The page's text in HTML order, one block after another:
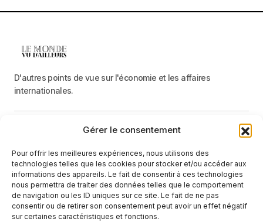
Gérer le consentement
Pour offrir les meilleures expériences, nous utilisons des
technologies telles que les cookies pour stocker et/ou accéder aux
informations des appareils. Le fait de consentir à ces technologies
nous permettra de traiter des données telles que le comportement
de navigation ou les ID uniques sur ce site. Le fait de ne pas
consentir ou de retirer son consentement peut avoir un effet négatif
sur certaines caractéristiques et fonctions.
D'autres points de vue sur l'économie et les affaires
internationales.
Catégories
Recevez une information neutre et factuelle
E-mail